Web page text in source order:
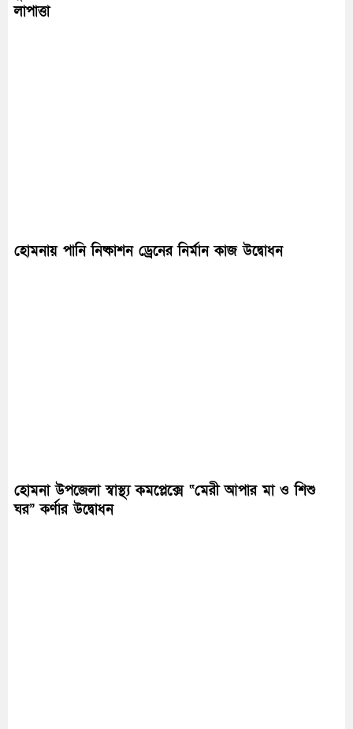
লাপাত্তা
হোমনায় পানি নিষ্কাশন ড্রেনের নির্মান কাজ উদ্বোধন
হোমনা উপজেলা স্বাস্থ্য কমপ্লেক্সে “মেরী আপার মা ও শিশু
ঘর” কর্ণার উদ্বোধন